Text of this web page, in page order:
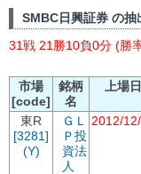
SMBC日興証券 の抽
31戦 21勝10負0分 (勝
市場
[code]
銘柄
名
上場日
東R
[3281]
(Y)
ＧＬ
Ｐ投
資法
人
2012/